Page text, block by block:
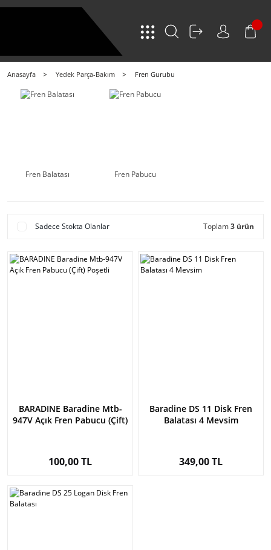
Anasayfa Yedek Parça-Bakım Fren Gurubu
Fren Balatası Fren Pabucu
Sadece Stokta Olanlar Toplam3 ürün
BARADINE Baradine Mtb-
947V Açık Fren Pabucu (Çift)
100,00 TL
Baradine DS 11 Disk Fren
Balatası 4 Mevsim
349,00 TL